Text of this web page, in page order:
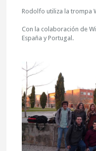
Rodolfo utiliza la trompa
Con la colaboración de
España y Portugal.